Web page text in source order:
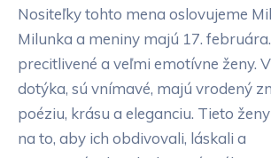
Nositeľky tohto mena oslovujeme
Milunka a meniny majú 17.
precitlivené a veľmi emotívne ženy.
dotýka, sú vnímavé, majú vrodený
poéziu, krásu a eleganciu. Tieto
na to, aby ich obdivovali, láskali a